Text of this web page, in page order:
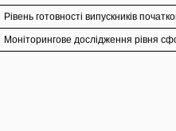
Рівень готовності випускників
Моніторингове дослідження рівня